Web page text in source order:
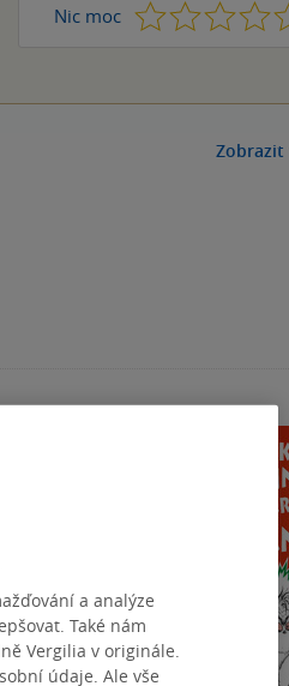
Nic moc 1 2 3 4 5
Zobrazit
a analýze
Také nám
Vergilia v originále.
údaje. Ale vše